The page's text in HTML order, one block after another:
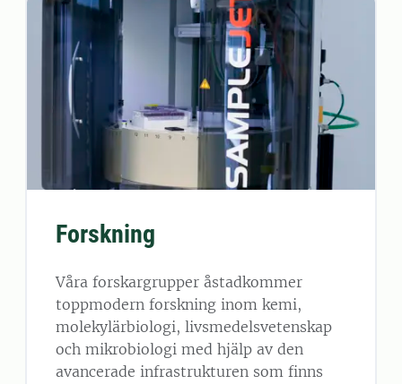
Forskning
Våra forskargrupper åstadkommer
toppmodern forskning inom kemi,
molekylärbiologi, livsmedelsvetenskap
och mikrobiologi med hjälp av den
avancerade infrastrukturen som finns